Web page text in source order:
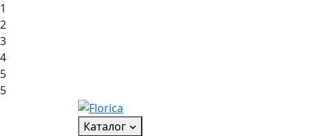
1
2
3
4
5
5
Каталог